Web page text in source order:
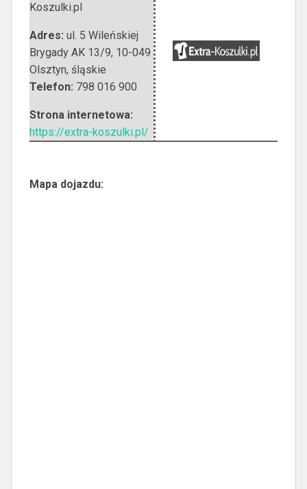
Koszulki.pl
Adres: ul. 5 Wileńskiej
Brygady AK 13/9, 10-049
Olsztyn, śląskie
Telefon: 798 016 900
Strona internetowa:
https://extra-koszulki.pl/
Mapa dojazdu: